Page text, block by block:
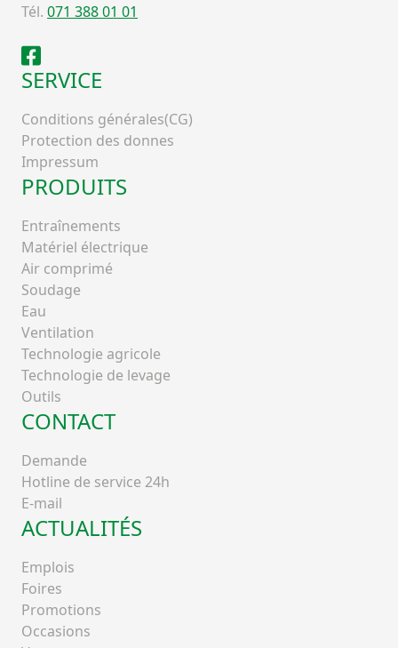
Tél. 071 388 01 01
Facebook
SERVICE
Conditions générales(CG)
Protection des donnes
Impressum
PRODUITS
Entraînements
Matériel électrique
Air comprimé
Soudage
Eau
Ventilation
Technologie agricole
Technologie de levage
Outils
CONTACT
Demande
Hotline de service 24h
E-mail
ACTUALITÉS
Emplois
Foires
Promotions
Occasions